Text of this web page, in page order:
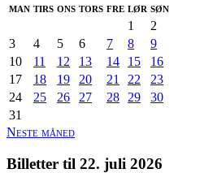
man tirs ons tors fre lør søn
1
2
3
4 5 6 7 8
9
10
11 12 13 14 15
16
17
18 19 20 21 22
23
24
25 26 27 28 29
30
31
Neste måned
Billetter til 22. juli 2026